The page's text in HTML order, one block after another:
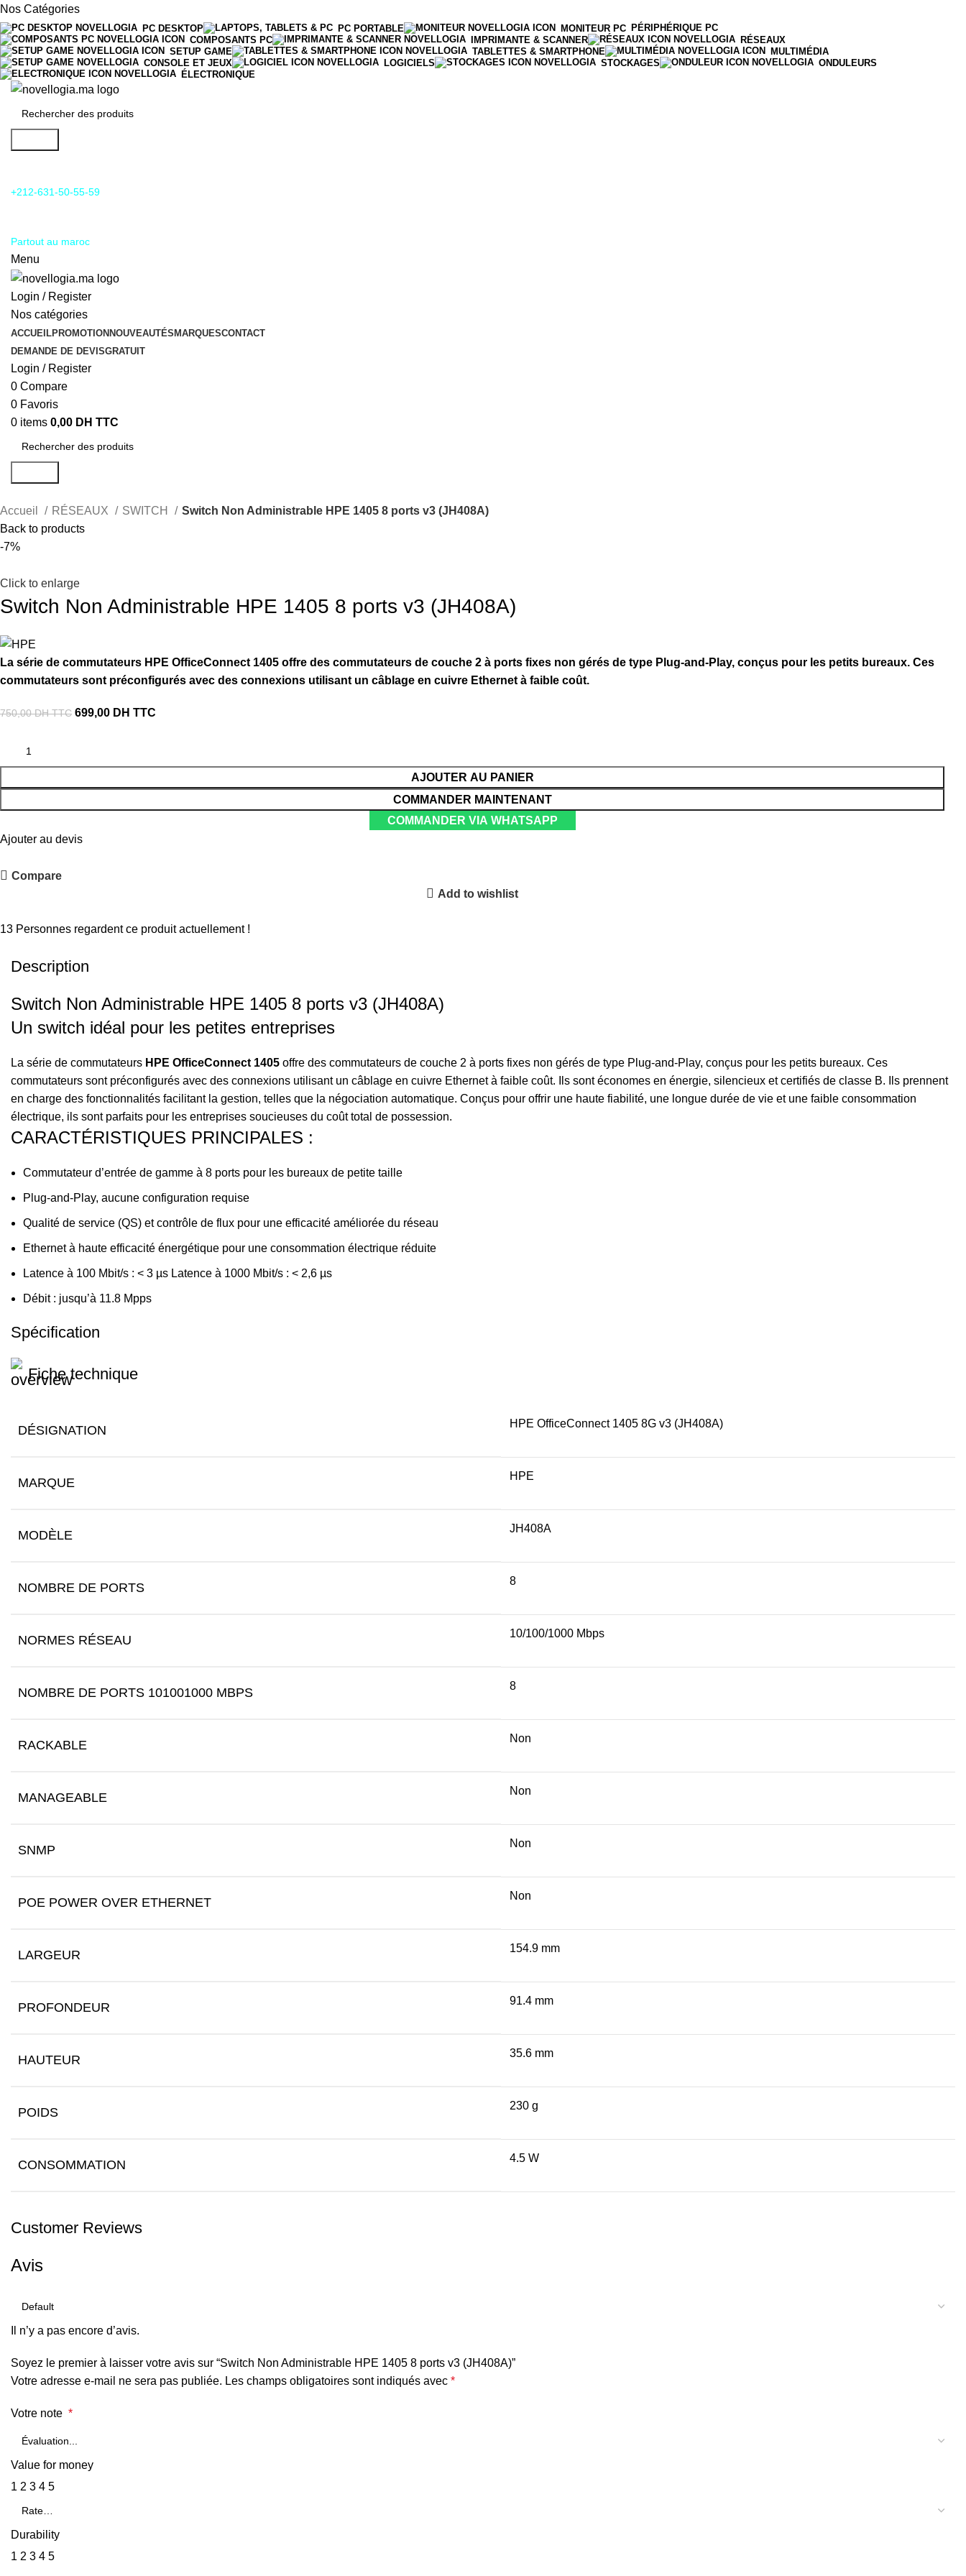
Nos Catégories
PC DESKTOP PC PORTABLE MONITEUR PC PÉRIPHÉRIQUE PC
COMPOSANTS PC
IMPRIMANTE & SCANNER
RÉSEAUX
SETUP GAME
TABLETTES & SMARTPHONE
MULTIMÉDIA
CONSOLE ET JEUX
LOGICIELS STOCKAGES
ONDULEURS
ÉLECTRONIQUE
+212-631-50-55-59
Partout au maroc
Menu
Login / Register
Nos catégories
ACCUEILPROMOTIONNOUVEAUTÉSMARQUESCONTACT
DEMANDE DE DEVISGRATUIT
Login / Register
0 Compare
0 Favoris
0 items 0,00 DH TTC
Accueil RÉSEAUX SWITCH
Switch Non Administrable HPE 1405 8 ports v3 (JH408A)
Back to products
-7%
Click to enlarge
Switch Non Administrable HPE 1405 8 ports v3 (JH408A)
La série de commutateurs HPE OfficeConnect 1405 offre des commutateurs de couche 2 à ports fixes non gérés de type Plug-and-Play, conçus pour les petits bureaux. Ces
commutateurs sont préconfigurés avec des connexions utilisant un câblage en cuivre Ethernet à faible coût.
750,00DH TTC 699,00 DH TTC
AJOUTER AU PANIER
COMMANDER MAINTENANT
COMMANDER VIA WHATSAPP
Ajouter au devis
Compare
Add to wishlist
13 Personnes regardent ce produit actuellement !
Description
Switch Non Administrable HPE 1405 8 ports v3 (JH408A)
Un switch idéal pour les petites entreprises
La série de commutateurs HPE OfficeConnect 1405 offre des commutateurs de couche 2 à ports fixes non gérés de type Plug-and-Play, conçus pour les petits bureaux. Ces
commutateurs sont préconfigurés avec des connexions utilisant un câblage en cuivre Ethernet à faible coût. Ils sont économes en énergie, silencieux et certifiés de classe B. Ils prennent
en charge des fonctionnalités facilitant la gestion, telles que la négociation automatique. Conçus pour offrir une haute fiabilité, une longue durée de vie et une faible consommation
électrique, ils sont parfaits pour les entreprises soucieuses du coût total de possession.
CARACTÉRISTIQUES PRINCIPALES :
Commutateur d’entrée de gamme à 8 ports pour les bureaux de petite taille
Plug-and-Play, aucune configuration requise
Qualité de service (QS) et contrôle de flux pour une efficacité améliorée du réseau
Ethernet à haute efficacité énergétique pour une consommation électrique réduite
Latence à 100 Mbit/s : < 3 µs Latence à 1000 Mbit/s : < 2,6 µs
Débit : jusqu’à 11.8 Mpps
Spécification
Fiche technique
DÉSIGNATION HPE OfficeConnect 1405 8G v3 (JH408A)
MARQUE HPE
MODÈLE JH408A
NOMBRE DE PORTS 8
NORMES RÉSEAU 10/100/1000 Mbps
NOMBRE DE PORTS 101001000 MBPS 8
RACKABLE Non
MANAGEABLE Non
SNMP Non
POE POWER OVER ETHERNET Non
LARGEUR 154.9 mm
PROFONDEUR 91.4 mm
HAUTEUR 35.6 mm
POIDS 230 g
CONSOMMATION 4.5 W
Customer Reviews
Avis
Il n’y a pas encore d’avis.
Soyez le premier à laisser votre avis sur “Switch Non Administrable HPE 1405 8 ports v3 (JH408A)”
Votre adresse e-mail ne sera pas publiée. Les champs obligatoires sont indiqués avec *
Votre note *
Value for money
1 2 3 4 5
Durability
1 2 3 4 5